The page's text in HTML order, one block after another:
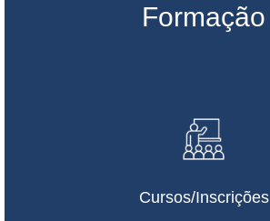
Formação
Cursos/Inscrições